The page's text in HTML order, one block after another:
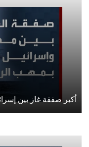
أكبر صفقة غاز بين